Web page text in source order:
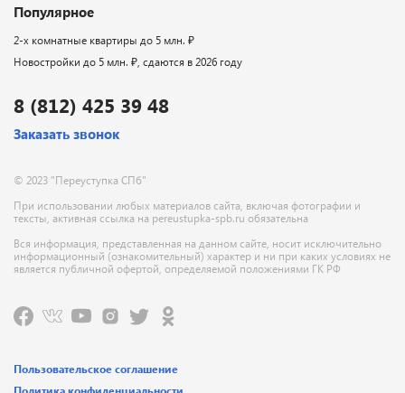
8 (812) 425 39 48
Заказать звонок
© 2023 "Переуступка СПб"
При использовании любых материалов сайта, включая фотографии и
тексты, активная ссылка на pereustupka-spb.ru обязательна
Вся информация, представленная на данном сайте, носит исключительно
информационный (ознакомительный) характер и ни при каких условиях не
является публичной офертой, определяемой положениями ГК РФ
Популярное
2-х комнатные квартиры до 5 млн. ₽
Новостройки до 5 млн. ₽, сдаются в 2026 году
Пользовательское соглашение